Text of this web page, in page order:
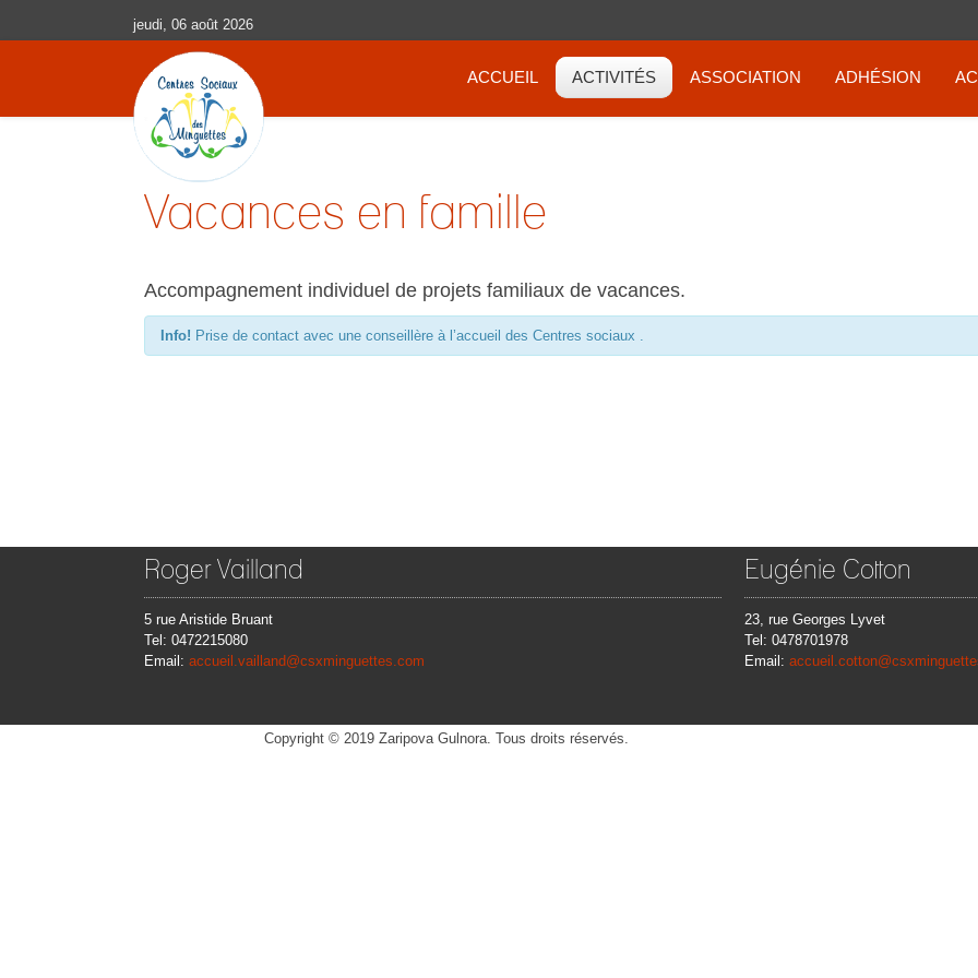
jeudi, 06 août 2026
ACCUEIL ACTIVITÉS ASSOCIATION ADHÉSION
Vacances en famille
Accompagnement individuel de projets familiaux de vacances.
Info! Prise de contact avec une conseillère à l’accueil des Centres sociaux .
Roger Vailland
5 rue Aristide Bruant
Tel: 0472215080
Email: accueil.vailland@csxminguettes.com
Eugénie Cotton
23, rue Georges Lyvet
Tel: 0478701978
Email:
Copyright © 2019 Zaripova Gulnora. Tous droits réservés.